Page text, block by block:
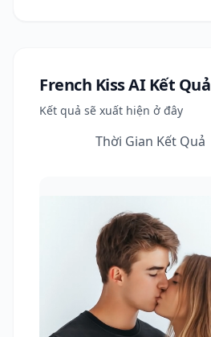
French Kiss AI Kết Quả
Kết quả sẽ xuất hiện ở đây
Thời Gian Kết Quả